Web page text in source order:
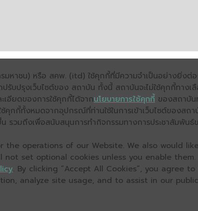
มหาชน) หรือ สคพ. (itd) ใช้คุกกี้ที่มีความจำเป็นอย่างยิ่งต่
ปรับปรุงเว็บไซต์ของ สถาบัน ทั้งนี้ สถาบันจะไม่ใช้คุกกี้ทาง
อียดของการใช้คุกกี้ได้จากนโยบายการใช้คุกกี้ ของสถาบั
กกี้ทั้งหมดจากอุปกรณ์ที่ท่านใช้ในการเข้าเว็บไซต์ของสถา
น รวมถึงเพื่อสนับสนุนการทำกิจกรรมทางการประชาสัมพัน
the operations of our Website. We also would
set optional cookies unless you enable
. By clicking “Accept All Cookies”, you agree
analyze site usage, and to assist in our